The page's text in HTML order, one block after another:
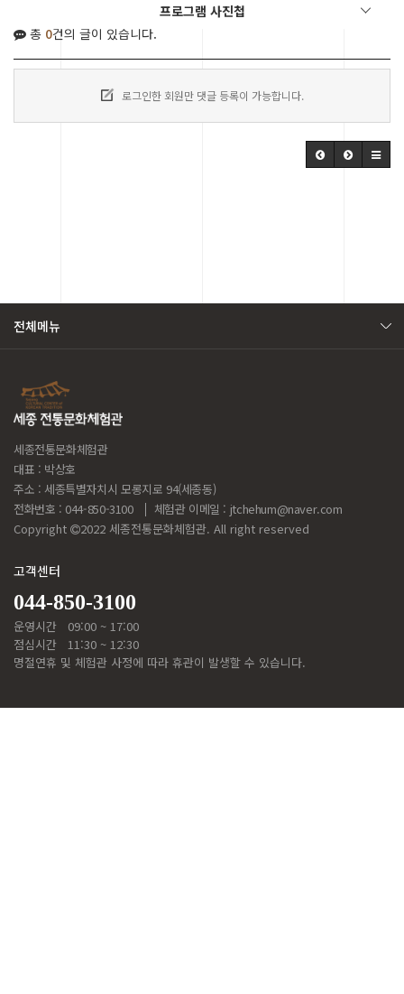
프로그램 사진첩
총 0건의 글이 있습니다.
로그인한 회원만 댓글 등록이 가능합니다.
전체메뉴
세종전통문화체험관
대표 : 박상호
주소 : 세종특별자치시 모롱지로 94(세종동)
전화번호 : 044-850-3100
체험관 이메일 : jtchehum@naver.com
Copyright
2022 세종전통문화체험관. All right reserved
고객센터
044-850-3100
운영시간
09:00 ~ 17:00
점심시간
11:30 ~ 12:30
명절연휴 및 체험관 사정에 따라 휴관이 발생할 수 있습니다.